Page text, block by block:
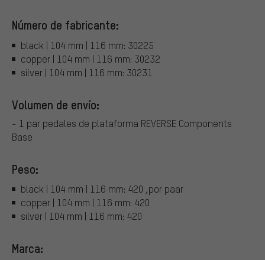
Número de fabricante:
black | 104 mm | 116 mm: 30225
copper | 104 mm | 116 mm: 30232
silver | 104 mm | 116 mm: 30231
Volumen de envío:
- 1 par pedales de plataforma REVERSE Components
Base
Peso:
black | 104 mm | 116 mm: 420 ,por paar
copper | 104 mm | 116 mm: 420
silver | 104 mm | 116 mm: 420
Marca: